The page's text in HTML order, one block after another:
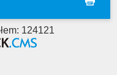
124121